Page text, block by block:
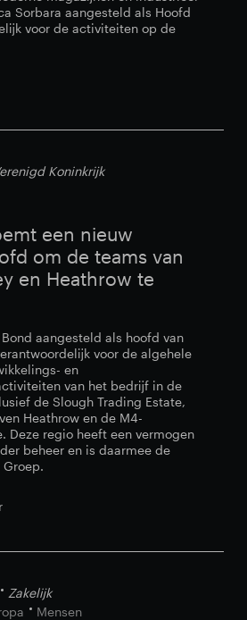
Sorbara aangesteld als Hoofd
voor de activiteiten op de
Koninkrijk
een nieuw
om de teams van
en Heathrow te
Bond aangesteld als hoofd van
voor de algehele
en
van het bedrijf in de
de Slough Trading Estate,
Heathrow en de M4-
Deze regio heeft een vermogen
beheer en is daarmee de
Zakelijk
Mensen